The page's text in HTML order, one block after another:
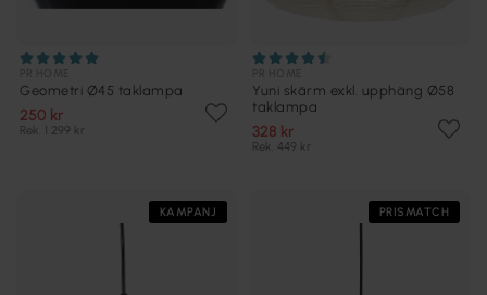
Geometri Ø45 taklampa
250 kr
Rek. 1 299 kr
Yuni skärm exkl. upphäng Ø58
taklampa
328 kr
Rek. 449 kr
KAMPANJ PRISMATCH